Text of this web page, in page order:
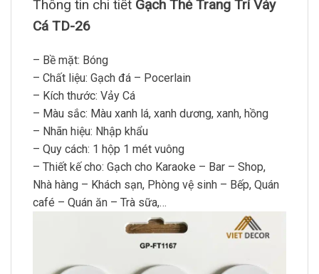
Thông tin chi tiết Gạch Thẻ Trang Trí Vảy
Cá TD-26
– Bề mặt: Bóng
– Chất liệu: Gạch đá – Pocerlain
– Kích thước: Vảy Cá
– Màu sắc: Màu xanh lá, xanh dương, xanh, hồng
– Nhãn hiệu: Nhập khẩu
– Quy cách: 1 hộp 1 mét vuông
– Thiết kế cho: Gạch cho Karaoke – Bar – Shop,
Nhà hàng – Khách sạn, Phòng vệ sinh – Bếp, Quán
café – Quán ăn – Trà sữa,…